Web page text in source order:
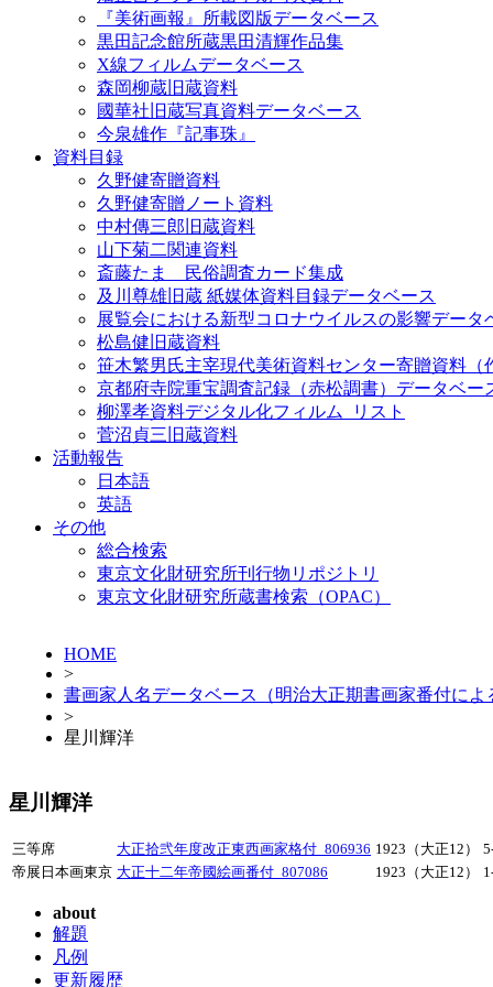
『美術画報』所載図版データベース
黒田記念館所蔵黒田清輝作品集
X線フィルムデータベース
森岡柳蔵旧蔵資料
國華社旧蔵写真資料データベース
今泉雄作『記事珠』
資料目録
久野健寄贈資料
久野健寄贈ノート資料
中村傳三郎旧蔵資料
山下菊二関連資料
斎藤たま 民俗調査カード集成
及川尊雄旧蔵 紙媒体資料目録データベース
展覧会における新型コロナウイルスの影響データ
松島健旧蔵資料
笹木繁男氏主宰現代美術資料センター寄贈資料（
京都府寺院重宝調査記録（赤松調書）データベー
柳澤孝資料デジタル化フィルム_リスト
菅沼貞三旧蔵資料
活動報告
日本語
英語
その他
総合検索
東京文化財研究所刊行物リポジトリ
東京文化財研究所蔵書検索（OPAC）
HOME
>
書画家人名データベース（明治大正期書画家番付によ
>
星川輝洋
星川輝洋
三等席 大正拾弐年度改正東西画家格付_806936 1923（大正12）
帝展日本画東京 大正十二年帝國絵画番付_807086 1923（大正12）
about
解題
凡例
更新履歴